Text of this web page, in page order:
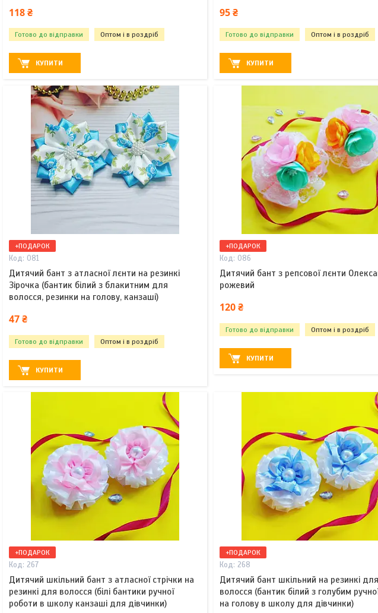
118 ₴
Готово до відправки Оптом і в роздріб
КУПИТИ
95 ₴
Готово до відправки Оптом і в роздріб
КУПИТИ
+ПОДАРОК
081
Дитячий бант з атласної лєнти на резинкі
Зірочка (бантик білий з блакитним для
волосся, резинки на голову, канзаші)
47 ₴
Готово до відправки Оптом і в роздріб
КУПИТИ
+ПОДАРОК
086
Дитячий бант з репсової лєнти
рожевий
120 ₴
Готово до відправки Оптом і в роздріб
КУПИТИ
+ПОДАРОК
267
Дитячий шкільний бант з атласної стрічки на
резинкі для волосся (білі бантики ручної
роботи в школу канзаші для дівчинки)
+ПОДАРОК
268
Дитячий бант шкільний на резинкі для
волосся (бантик білий з голубим
на голову в школу для дівчинки)